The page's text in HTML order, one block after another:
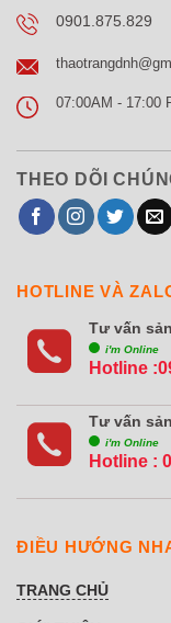
0901.875.829
07:00AM - 17:00
THEO DÕI
HOTLINE VÀ
Tư vấn
i'm Online
Hotline
Tư vấn
i'm Online
Hotline :
ĐIỀU HƯỚNG
TRANG CHỦ